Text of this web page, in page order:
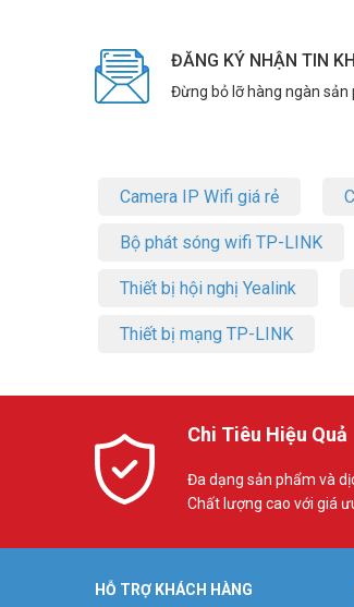
ĐĂNG KÝ NHẬN TIN
Đừng bỏ lỡ hàng ngàn
Camera IP Wifi giá rẻ
Bộ phát sóng wifi TP-LINK
Thiết bị hội nghị Yealink
Thiết bị mạng TP-LINK
Chi Tiêu Hiệu Quả
Đa dạng sản phẩm và
Chất lượng cao với giá
HỖ TRỢ KHÁCH HÀNG